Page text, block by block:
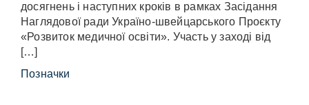
досягнень і наступних кроків в рамках Засідання
Наглядової ради Україно-швейцарського Проєкту
«Розвиток медичної освіти». Участь у заході від
[…]
Позначки